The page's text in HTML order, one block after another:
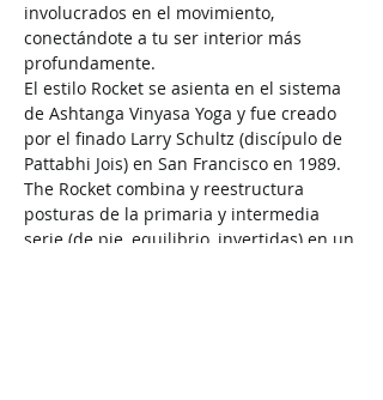
involucrados en el movimiento,
conectándote a tu ser interior más
profundamente.
El estilo Rocket se asienta en el sistema
de Ashtanga Vinyasa Yoga y fue creado
por el finado Larry Schultz (discípulo de
Pattabhi Jois) en San Francisco en 1989.
The Rocket combina y reestructura
posturas de la primaria y intermedia
serie (de pie, equilibrio, invertidas) en un